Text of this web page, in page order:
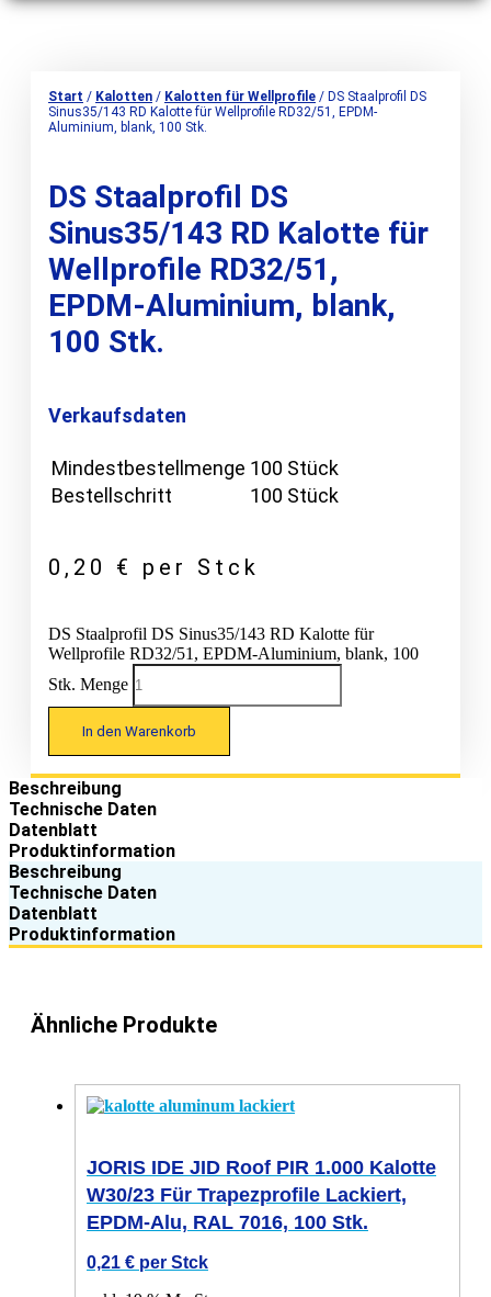
Start / Kalotten / Kalotten für Wellprofile / DS Staalprofil DS
Sinus35/143 RD Kalotte für Wellprofile RD32/51, EPDM-
Aluminium, blank, 100 Stk.
DS Staalprofil DS
Sinus35/143 RD Kalotte für
Wellprofile RD32/51,
EPDM-Aluminium, blank,
100 Stk.
Verkaufsdaten
Mindestbestellmenge 100 Stück
Bestellschritt
100 Stück
0,20 € per Stck
DS Staalprofil DS Sinus35/143 RD Kalotte für
Wellprofile RD32/51, EPDM-Aluminium, blank, 100
Stk. Menge
In den Warenkorb
Beschreibung
Technische Daten
Datenblatt
Produktinformation
Beschreibung
Technische Daten
Datenblatt
Produktinformation
Ähnliche Produkte
JORIS IDE JID Roof PIR 1.000 Kalotte
W30/23 Für Trapezprofile Lackiert,
EPDM-Alu, RAL 7016, 100 Stk.
0,21 € per Stck